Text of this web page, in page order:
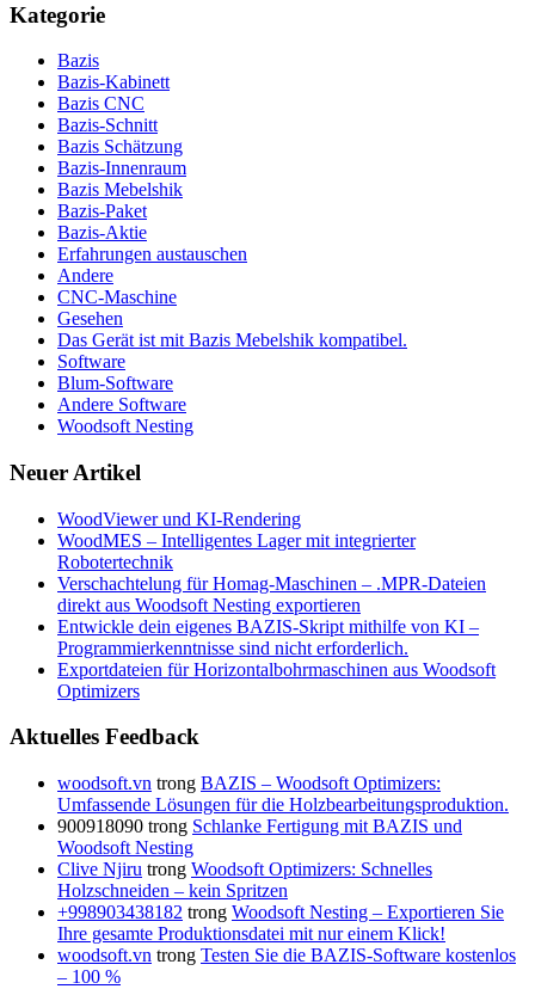
Kategorie
Bazis
Bazis-Kabinett
Bazis CNC
Bazis-Schnitt
Bazis Schätzung
Bazis-Innenraum
Bazis Mebelshik
Bazis-Paket
Bazis-Aktie
Erfahrungen austauschen
Andere
CNC-Maschine
Gesehen
Das Gerät ist mit Bazis Mebelshik kompatibel.
Software
Blum-Software
Andere Software
Woodsoft Nesting
Neuer Artikel
WoodViewer und KI-Rendering
WoodMES – Intelligentes Lager mit integrierter
Robotertechnik
Verschachtelung für Homag-Maschinen – .MPR-Dateien
direkt aus Woodsoft Nesting exportieren
Entwickle dein eigenes BAZIS-Skript mithilfe von KI –
Programmierkenntnisse sind nicht erforderlich.
Exportdateien für Horizontalbohrmaschinen aus Woodsoft
Optimizers
Aktuelles Feedback
woodsoft.vn trong BAZIS – Woodsoft Optimizers:
Umfassende Lösungen für die Holzbearbeitungsproduktion.
900918090 trong Schlanke Fertigung mit BAZIS und
Woodsoft Nesting
Clive Njiru trong Woodsoft Optimizers: Schnelles
Holzschneiden – kein Spritzen
+998903438182 trong Woodsoft Nesting – Exportieren Sie
Ihre gesamte Produktionsdatei mit nur einem Klick!
woodsoft.vn trong Testen Sie die BAZIS-Software kostenlos
– 100 %